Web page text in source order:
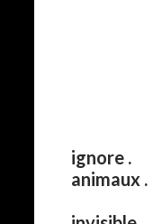
Le
Le
Le
Le
Le
Le
Le
ignore .
animaux
Le